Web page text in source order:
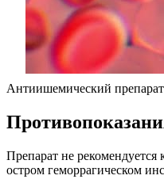
Антиишемический
Препарат не
остром геморрагическом